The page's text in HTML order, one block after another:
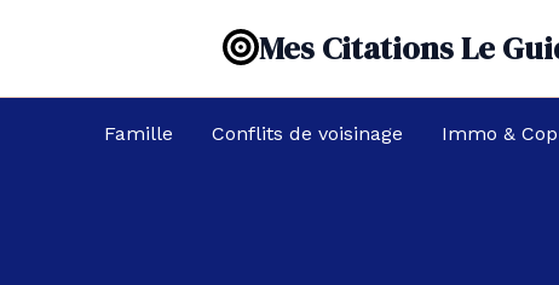
Mes Citations Le
Famille Conflits de voisinage Immo &